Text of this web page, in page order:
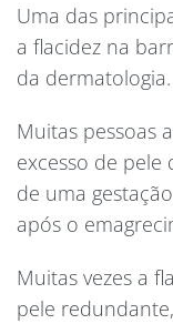
Uma das
a flacidez na
da dermatologia.
Muitas pessoas
excesso de
de uma
após o
Muitas vezes a
pele